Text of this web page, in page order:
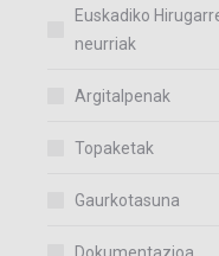
Euskadiko
neurriak
Argitalpenak
Topaketak
Gaurkotasuna